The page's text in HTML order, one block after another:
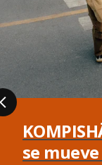
se